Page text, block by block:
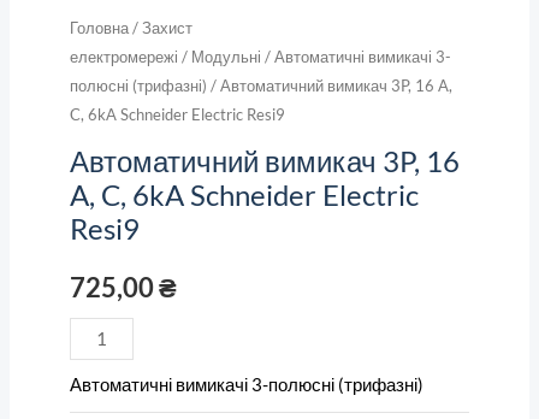
Головна/Захист
електромережі / Модульні /Автоматичні вимикачі 3-
полюсні (трифазні) / Автоматичний вимикач 3P, 16 A,
C, 6kA Schneider Electric Resi9
Автоматичний вимикач 3P, 16
A, C, 6kA Schneider Electric
Resi9
725,00₴
Автоматичні вимикачі 3-полюсні (трифазні)